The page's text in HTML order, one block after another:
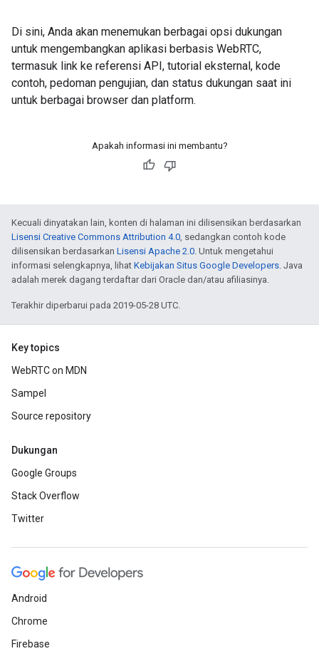
Di sini, Anda akan menemukan berbagai opsi dukungan
untuk mengembangkan aplikasi berbasis WebRTC,
termasuk link ke referensi API, tutorial eksternal, kode
contoh, pedoman pengujian, dan status dukungan saat ini
untuk berbagai browser dan platform.
Apakah informasi ini membantu?
Kecuali dinyatakan lain, konten di halaman ini dilisensikan berdasarkan
Lisensi Creative Commons Attribution 4.0, sedangkan contoh kode
dilisensikan berdasarkan Lisensi Apache 2.0. Untuk mengetahui
informasi selengkapnya, lihat Kebijakan Situs Google Developers. Java
adalah merek dagang terdaftar dari Oracle dan/atau afiliasinya.
Terakhir diperbarui pada 2019-05-28 UTC.
Key topics
WebRTC on MDN
Sampel
Source repository
Dukungan
Google Groups
Stack Overflow
Twitter
Android
Chrome
Firebase